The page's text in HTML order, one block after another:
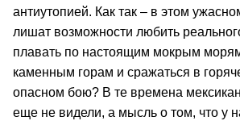
антиутопией. Как так – в этом
лишат возможности любить
плавать по настоящим мокрым
каменным горам и сражаться в
опасном бою? В те времена
еще не видели, а мысль о том, что у